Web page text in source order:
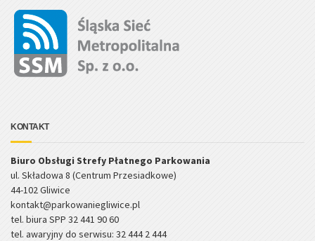
KONTAKT
Biuro Obsługi Strefy Płatnego Parkowania
ul. Składowa 8 (Centrum Przesiadkowe)
44-102 Gliwice
kontakt@parkowaniegliwice.pl
tel. biura SPP 32 441 90 60
tel. awaryjny do serwisu: 32 444 2 444